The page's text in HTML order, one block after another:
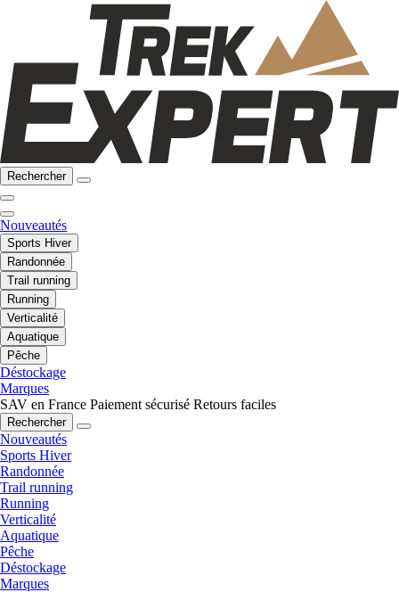
Rechercher
Nouveautés
Sports Hiver
Randonnée
Trail running
Running
Verticalité
Aquatique
Pêche
Déstockage
Marques
SAV en France Paiement sécurisé Retours faciles
Rechercher
Nouveautés
Sports Hiver
Randonnée
Trail running
Running
Verticalité
Aquatique
Pêche
Déstockage
Marques